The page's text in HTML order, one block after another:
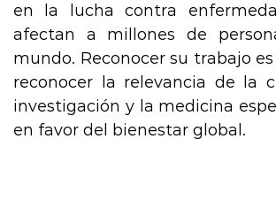
en la lucha contra
afectan a millones de
mundo. Reconocer su trabajo
reconocer la relevancia de la
investigación y la medicina
en favor del bienestar global.